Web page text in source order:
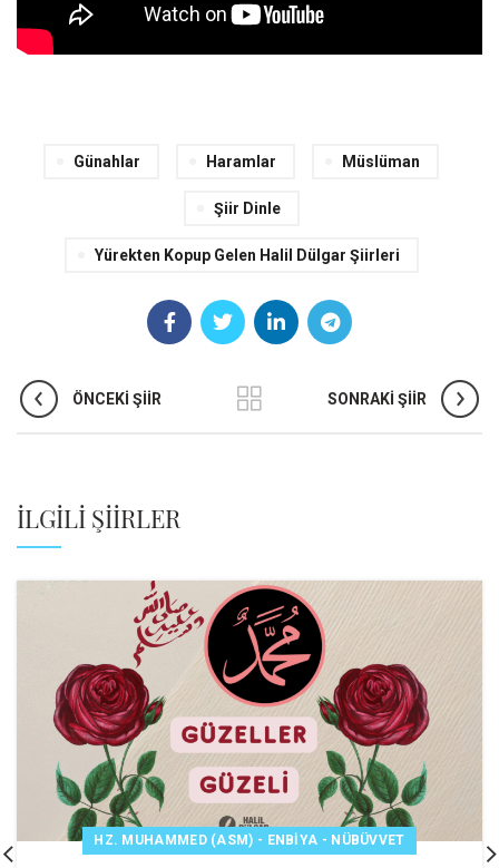
Günahlar Haramlar Müslüman
Şiir Dinle
Yürekten Kopup Gelen Halil Dülgar Şiirleri
ÖNCEKI ŞIIR SONRAKI ŞIIR
İLGILI ŞIIRLER
HZ. MUHAMMED (ASM) - ENBIYA - NÜBÜVVET